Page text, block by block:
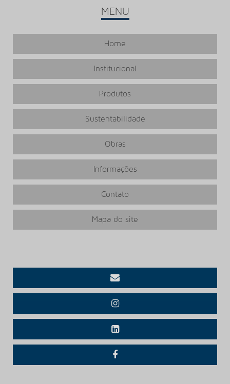
MENU
Home
Institucional
Produtos
Sustentabilidade
Obras
Informações
Contato
Mapa do site